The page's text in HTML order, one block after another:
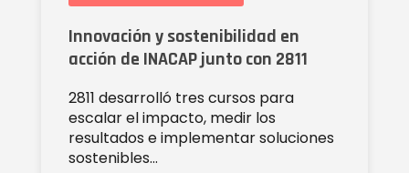
Innovación y sostenibilidad en
acción de INACAP junto con 2811
2811 desarrolló tres cursos para
escalar el impacto, medir los
resultados e implementar soluciones
sostenibles…